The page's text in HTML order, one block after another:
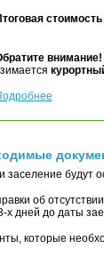
внимание!
заселение будут
об отсутствии
х дней до даты
которые